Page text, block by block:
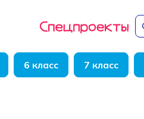
6 класс 7 класс